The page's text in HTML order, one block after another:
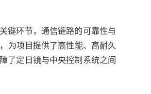
键环节，通信链路的可靠性与
为项目提供了高性能、高耐久
了定日镜与中央控制系统之间